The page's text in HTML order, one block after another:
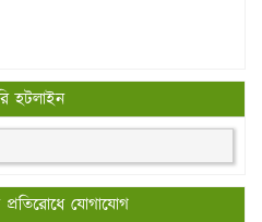
হটলাইন
যোগাযোগ